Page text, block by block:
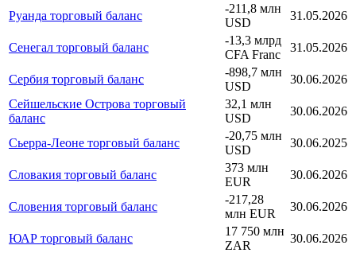
Руанда торговый баланс
-211,8 млн
USD
31.05.2026
Сенегал торговый баланс
-13,3 млрд
CFA Franc
31.05.2026
Сербия торговый баланс
-898,7 млн
USD
30.06.2026
Сейшельские Острова торговый
баланс
32,1 млн
USD
30.06.2026
Сьерра-Леоне торговый баланс
-20,75 млн
USD
30.06.2025
Словакия торговый баланс
373 млн
EUR
30.06.2026
Словения торговый баланс
-217,28
млн EUR
30.06.2026
ЮАР торговый баланс
17 750 млн
ZAR
30.06.2026